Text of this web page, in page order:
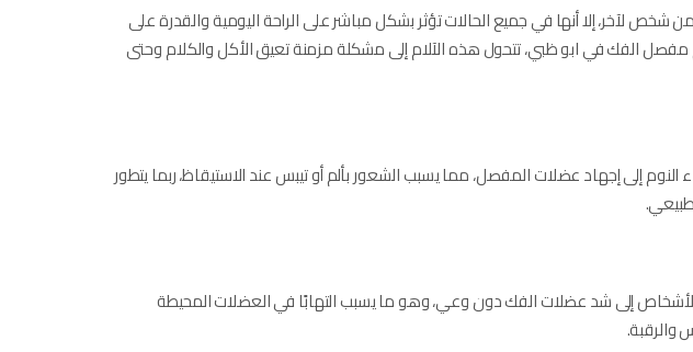
لآخر، إلا أنها في جميع الحالات تؤثر بشكل مباشر على الراحة اليومية والقدرة على
مفصل الفك في ابو ظبي، تتحول هذه الآلام إلى مشكلة مزمنة تعيق الأكل والكلام وحتى
إلى إجهاد عضلات المفصل، مما يسبب الشعور بألم أو تيبس عند الاستيقاظ، ربما يتطور
الأشخاص إلى شد عضلات الفك دون وعي، وهو ما يسبب التهابًا في العضلات المحيطة
والرقبة.